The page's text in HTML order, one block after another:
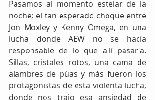
Pasamos al momento estelar de la
noche; el tan esperado choque entre
Jon Moxley y Kenny Omega, en una
lucha donde AEW no se hacía
responsable de lo que allí pasaría.
Sillas, cristales rotos, una cama de
alambres de púas y más fueron los
protagonistas de esta violenta lucha,
donde nos trajo esa ansiedad de